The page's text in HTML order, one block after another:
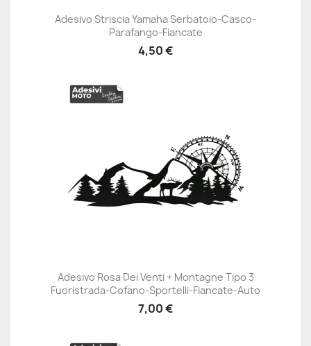
Adesivo Striscia Yamaha Serbatoio-Casco-
Parafango-Fiancate
4,50 €
Adesivo Rosa Dei Venti + Montagne Tipo 3
Fuoristrada-Cofano-Sportelli-Fiancate-Auto
7,00 €